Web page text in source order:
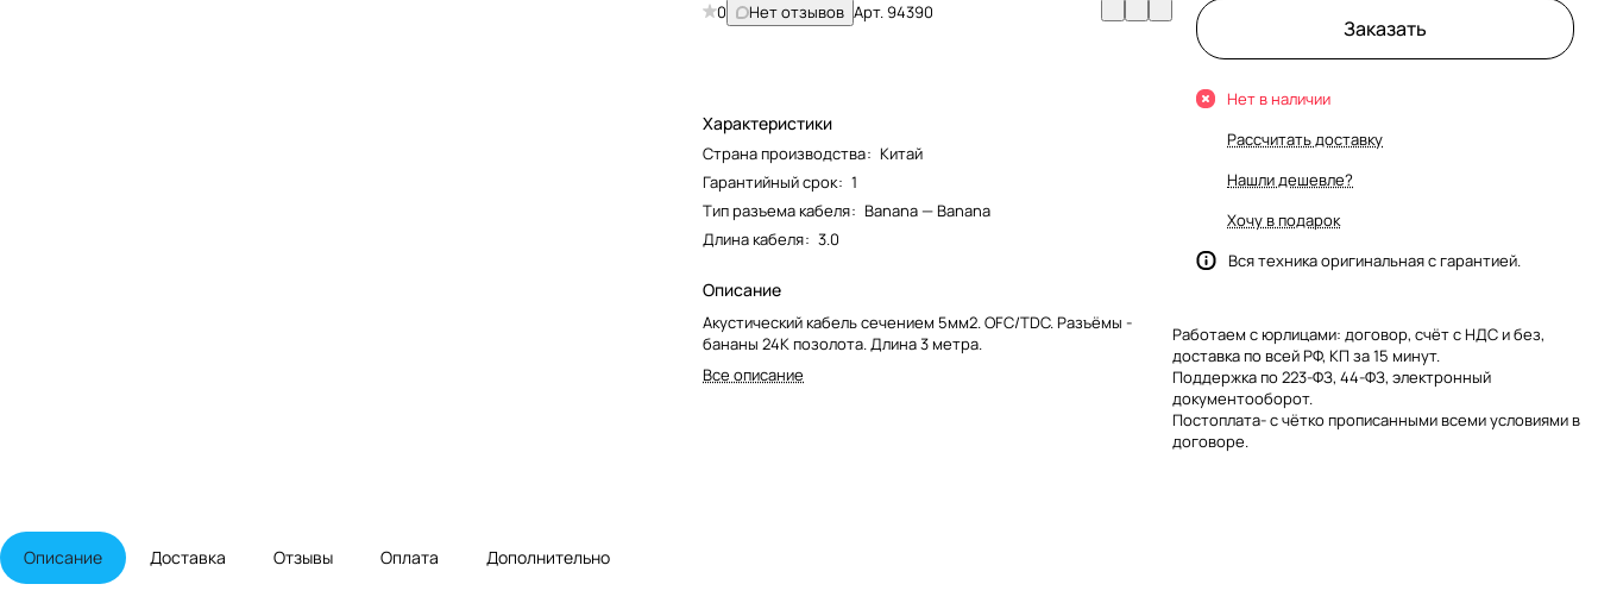
0 Нет отзывов Арт.94390
Характеристики
Страна производства: Китай
Гарантийный срок: 1
Тип разъема кабеля: Banana — Banana
Длина кабеля: 3.0
Описание
Акустический кабель сечением 5мм2. OFC/TDC. Разъёмы -
бананы 24К позолота. Длина 3 метра.
Все описание
Заказать
Нет в наличии
Рассчитать доставку
Нашли дешевле?
Хочу в подарок
Вся техника оригинальная с гарантией.
Работаем с юрлицами: договор, счёт с НДС и без,
доставка по всей РФ, КП за 15 минут.
Поддержка по 223-ФЗ, 44-ФЗ, электронный
документооборот.
Постоплата- с чётко прописанными всеми условиями в
договоре.
Описание Доставка Отзывы Оплата Дополнительно